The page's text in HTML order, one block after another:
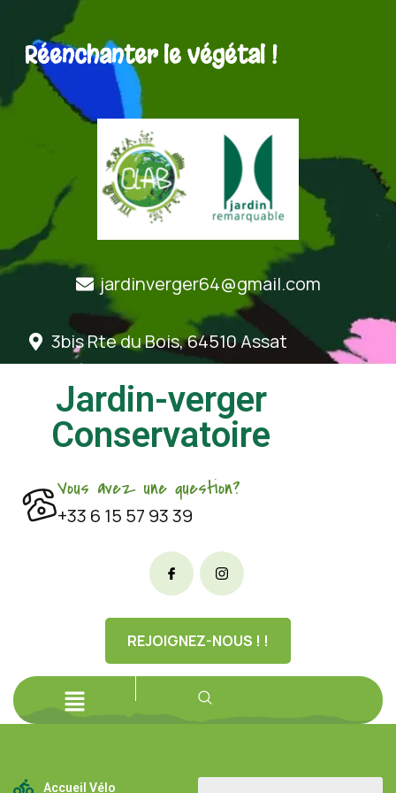
Réenchanter le végétal !
jardinverger64@gmail.com
3bis Rte du Bois, 64510 Assat
Jardin-verger
Conservatoire
Vous avez une question?
+33 6 15 57 93 39
REJOIGNEZ-NOUS ! !
Accueil Vélo